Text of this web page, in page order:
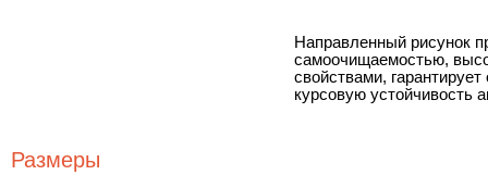
Направленный рисунок
самоочищаемостью,
свойствами,
курсовую устойчивость
Размеры